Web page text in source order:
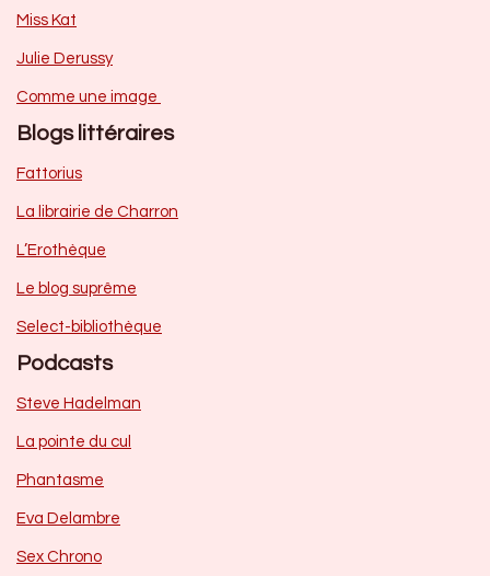
Miss Kat
Julie Derussy
Comme une image
Blogs littéraires
Fattorius
La librairie de Charron
L’Erothèque
Le blog suprême
Select-bibliothèque
Podcasts
Steve Hadelman
La pointe du cul
Phantasme
Eva Delambre
Sex Chrono